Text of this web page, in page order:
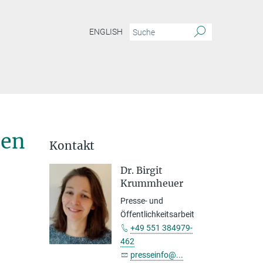
ENGLISH
Kontakt
Dr. Birgit
Krummheuer
Presse- und
Öffentlichkeitsarbeit
+49 551 384979-
462
presseinfo@...